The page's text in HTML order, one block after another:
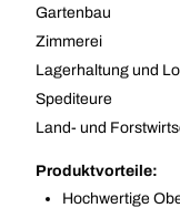
Gartenbau
Zimmerei
Lagerhaltung und
Spediteure
Land- und
Produktvorteile:
Hochwertige